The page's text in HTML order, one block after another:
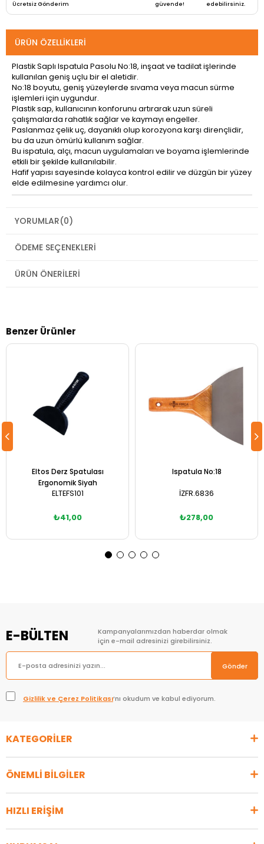
Ücretsiz Gönderim
güvende!
edebilirsiniz.
ÜRÜN ÖZELLIKLERI
Plastik Saplı Ispatula Pasolu No:18, inşaat ve tadilat işlerinde
kullanılan geniş uçlu bir el aletidir.
No:18 boyutu, geniş yüzeylerde sıvama veya macun sürme
işlemleri için uygundur.
Plastik sap, kullanıcının konforunu artırarak uzun süreli
çalışmalarda rahatlık sağlar ve kaymayı engeller.
Paslanmaz çelik uç, dayanıklı olup korozyona karşı dirençlidir,
bu da uzun ömürlü kullanım sağlar.
Bu ispatula, alçı, macun uygulamaları ve boyama işlemlerinde
etkili bir şekilde kullanılabilir.
Hafif yapısı sayesinde kolayca kontrol edilir ve düzgün bir yüzey
elde edilmesine yardımcı olur.
YORUMLAR(0)
ÖDEME SEÇENEKLERI
ÜRÜN ÖNERILERI
Benzer Ürünler
Eltos Derz Spatulası
Ergonomik Siyah
ELTEFS101
₺41,00
Ispatula No:18
İZFR.6836
₺278,00
E-BÜLTEN
Kampanyalarımızdan haberdar olmak
için e-mail adresinizi girebilirsiniz.
Gönder
Gizlilik ve Çerez Politikası’nı okudum ve kabul ediyorum.
KATEGORİLER
ÖNEMLİ BİLGİLER
HIZLI ERİŞİM